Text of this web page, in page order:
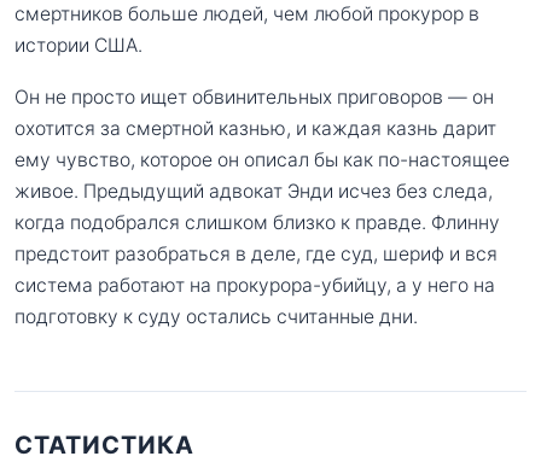
смертников больше людей, чем любой прокурор в
истории США.
Он не просто ищет обвинительных приговоров — он
охотится за смертной казнью, и каждая казнь дарит
ему чувство, которое он описал бы как по-настоящее
живое. Предыдущий адвокат Энди исчез без следа,
когда подобрался слишком близко к правде. Флинну
предстоит разобраться в деле, где суд, шериф и вся
система работают на прокурора-убийцу, а у него на
подготовку к суду остались считанные дни.
СТАТИСТИКА